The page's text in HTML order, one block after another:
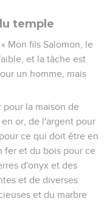
temple
Mon fils Salomon, le
et la tâche est
un homme, mais
pour la maison de
or, de l'argent pour
ce qui doit être en
fer et du bois pour ce
d'onyx et des
et de diverses
et du marbre